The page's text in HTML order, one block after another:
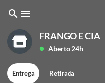
search menu
FRANGO E CIA
lens Aberto 24h
Entrega Retirada